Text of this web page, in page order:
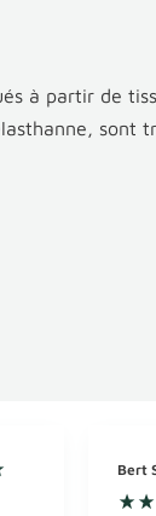
à partir de
sont
Bert